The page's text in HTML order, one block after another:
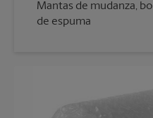
Mantas de mudanza,
de espuma